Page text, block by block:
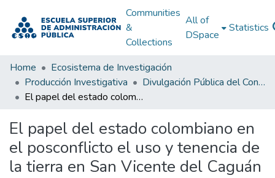
Communities
&
Collections
All of
DSpace
Statistics
Home
Ecosistema de Investigación
Producción Investigativa
Divulgación Pública del Conocimiento
El papel del estado colombiano en el posconflicto el uso y tenencia de la tierra en San Vicente del Caguán
El papel del estado colombiano en
el posconflicto el uso y tenencia de
la tierra en San Vicente del Caguán